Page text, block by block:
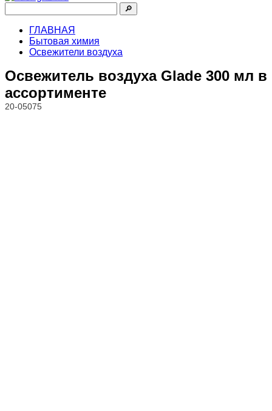
🔎︎
ГЛАВНАЯ
Бытовая химия
Освежители воздуха
Освежитель воздуха Glade 300 мл в
ассортименте
20-05075